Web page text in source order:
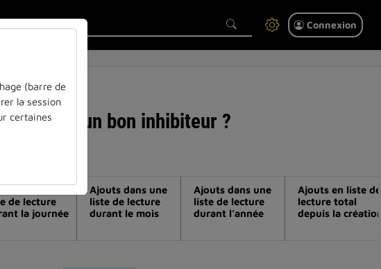
Connexion
un bon inhibiteur ?
de lecture
la journée
Ajouts dans une
liste de lecture
durant le mois
Ajouts dans une
liste de lecture
durant l’année
Ajouts en liste de
lecture total
depuis la
(barre de
la session
certaines